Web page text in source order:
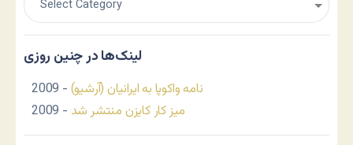
لینک‌ها در چنین روزی
نامه واکوپا به ایرانیان (آرشیو) - 2009
میز کار کایزن منتشر شد - 2009